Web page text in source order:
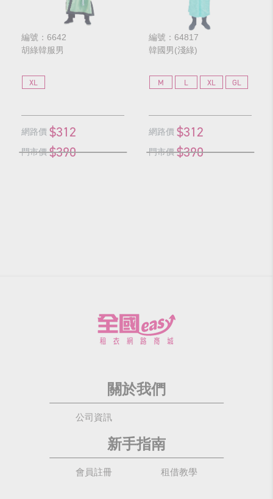
編號：6642
胡綠韓服男
XL
網路價 $312
門市價 $390
編號：64817
韓國男(淺綠)
M L XL GL
網路價 $312
門市價 $390
關於我們
公司資訊
新手指南
會員註冊 租借教學